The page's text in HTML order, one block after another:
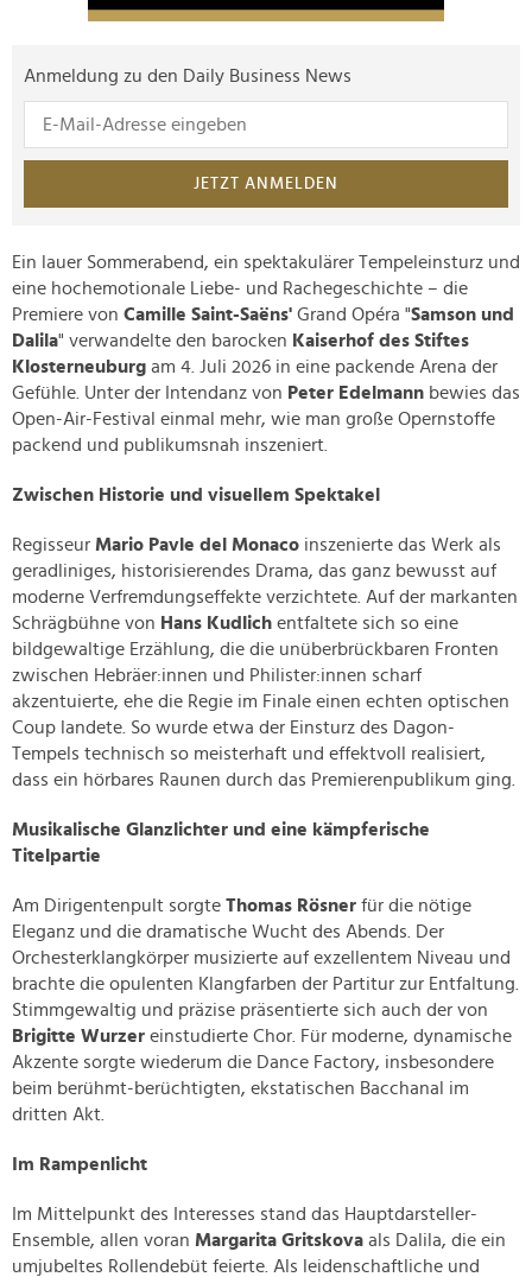
Anmeldung zu den Daily Business News
JETZT ANMELDEN
Ein lauer Sommerabend, ein spektakulärer Tempeleinsturz und
eine hochemotionale Liebe- und Rachegeschichte – die
Premiere von Camille Saint-Saëns' Grand Opéra "Samson und
Dalila" verwandelte den barocken Kaiserhof des Stiftes
Klosterneuburg am 4. Juli 2026 in eine packende Arena der
Gefühle. Unter der Intendanz von Peter Edelmann bewies das
Open-Air-Festival einmal mehr, wie man große Opernstoffe
packend und publikumsnah inszeniert.
Zwischen Historie und visuellem Spektakel
Regisseur Mario Pavle del Monaco inszenierte das Werk als
geradliniges, historisierendes Drama, das ganz bewusst auf
moderne Verfremdungseffekte verzichtete. Auf der markanten
Schrägbühne von Hans Kudlich entfaltete sich so eine
bildgewaltige Erzählung, die die unüberbrückbaren Fronten
zwischen Hebräer:innen und Philister:innen scharf
akzentuierte, ehe die Regie im Finale einen echten optischen
Coup landete. So wurde etwa der Einsturz des Dagon-
Tempels technisch so meisterhaft und effektvoll realisiert,
dass ein hörbares Raunen durch das Premierenpublikum ging.
Musikalische Glanzlichter und eine kämpferische
Titelpartie
Am Dirigentenpult sorgte Thomas Rösner für die nötige
Eleganz und die dramatische Wucht des Abends. Der
Orchesterklangkörper musizierte auf exzellentem Niveau und
brachte die opulenten Klangfarben der Partitur zur Entfaltung.
Stimmgewaltig und präzise präsentierte sich auch der von
Brigitte Wurzer einstudierte Chor. Für moderne, dynamische
Akzente sorgte wiederum die Dance Factory, insbesondere
beim berühmt-berüchtigten, ekstatischen Bacchanal im
dritten Akt.
Im Rampenlicht
Im Mittelpunkt des Interesses stand das Hauptdarsteller-
Ensemble, allen voran Margarita Gritskova als Dalila, die ein
umjubeltes Rollendebüt feierte. Als leidenschaftliche und